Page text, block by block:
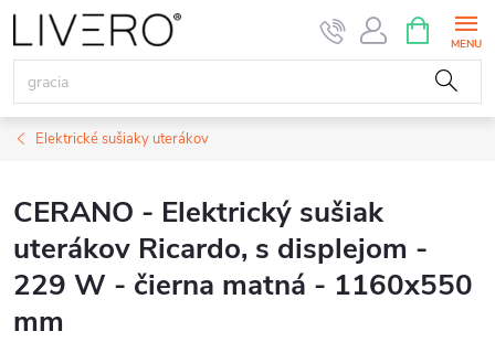
Prejsť
na
obsah
KOŠÍK
Elektrické sušiaky uterákov
CERANO - Elektrický sušiak
uterákov Ricardo, s displejom -
229 W - čierna matná - 1160x550
mm